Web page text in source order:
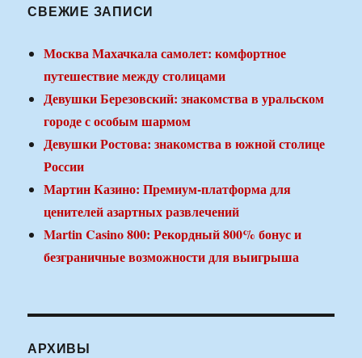
СВЕЖИЕ ЗАПИСИ
Москва Махачкала самолет: комфортное
путешествие между столицами
Девушки Березовский: знакомства в уральском
городе с особым шармом
Девушки Ростова: знакомства в южной столице
России
Мартин Казино: Премиум-платформа для
ценителей азартных развлечений
Martin Casino 800: Рекордный 800% бонус и
безграничные возможности для выигрыша
АРХИВЫ